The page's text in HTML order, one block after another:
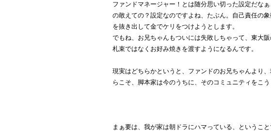
ファンドマネージャー！とは随分思い切った設定だな
の敢えての？設定なのですよね、たぶん。自己責任の
を抜き出して金でケリをつけようとします。
でもね、お兄ちゃんもついには失敗しちゃって、東大
札束ではなくお好み焼きを渡すようになるんです。
現実はどちらかというと、ファンドのお兄ちゃんより
らこそ、脚本家は今のうちに、そのコミュニティをこ
まぁ要は、我が家は朝ドラにハマっている、ということ